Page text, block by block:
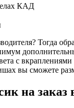
КАД
Тогда
с
вы сможете
на заказ